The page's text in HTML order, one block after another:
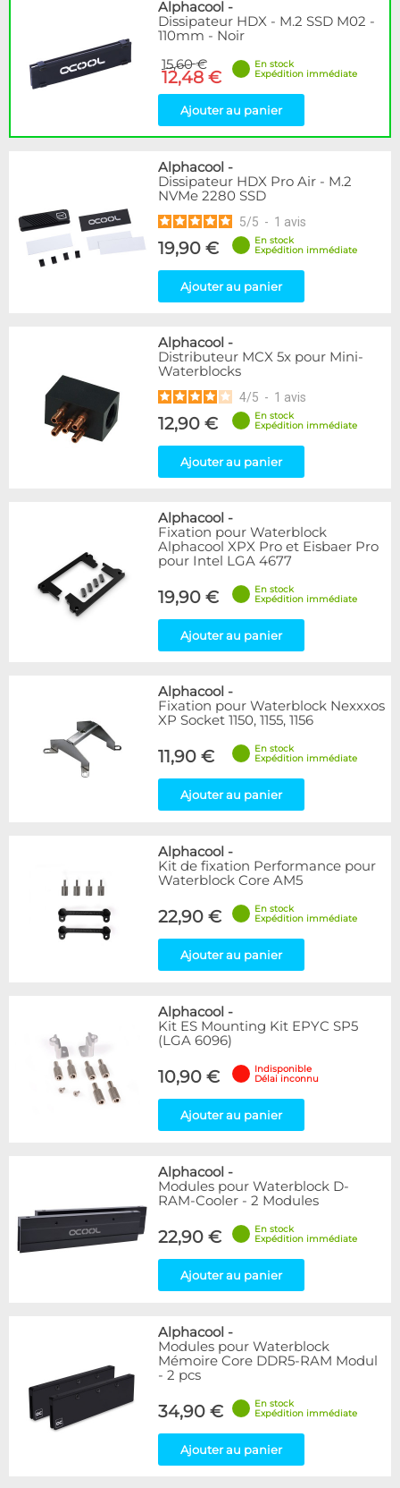
Disponibilité / Promotions
Articles en promotions
Appliquer
Alphacool -
Dissipateur HDX - M.2 SSD M02 -
110mm - Noir
15,60 €
12,48 €
En stock
Expédition immédiate
Ajouter au panier
Alphacool -
Dissipateur HDX Pro Air - M.2
NVMe 2280 SSD
5/5 - 1 avis
19,90 €
En stock
Expédition immédiate
Ajouter au panier
Alphacool -
Distributeur MCX 5x pour Mini-
Waterblocks
4/5 - 1 avis
12,90 €
En stock
Expédition immédiate
Ajouter au panier
Alphacool -
Fixation pour Waterblock
Alphacool XPX Pro et Eisbaer Pro
pour Intel LGA 4677
19,90 €
En stock
Expédition immédiate
Ajouter au panier
Alphacool -
Fixation pour Waterblock Nexxxos
XP Socket 1150, 1155, 1156
11,90 €
En stock
Expédition immédiate
Ajouter au panier
Alphacool -
Kit de fixation Performance pour
Waterblock Core AM5
22,90 €
En stock
Expédition immédiate
Ajouter au panier
Alphacool -
Kit ES Mounting Kit EPYC SP5
(LGA 6096)
10,90 €
Indisponible
Délai inconnu
Ajouter au panier
Alphacool -
Modules pour Waterblock D-
RAM-Cooler - 2 Modules
22,90 €
En stock
Expédition immédiate
Ajouter au panier
Alphacool -
Modules pour Waterblock
Mémoire Core DDR5-RAM Modul
- 2 pcs
34,90 €
En stock
Expédition immédiate
Ajouter au panier